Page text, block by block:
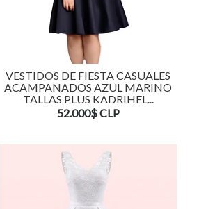
VESTIDOS DE FIESTA CASUALES
ACAMPANADOS AZUL MARINO
TALLAS PLUS KADRIHEL...
52.000$ CLP